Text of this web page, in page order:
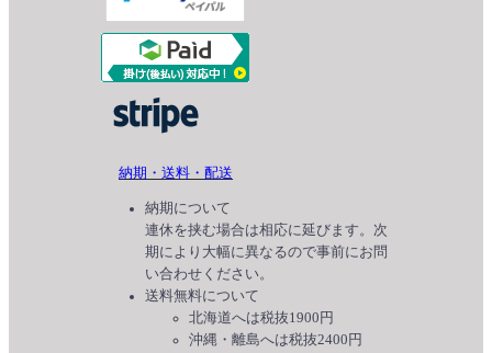
納期・送料・配送
納期について
連休を挟む場合は相応に延びます。次
期により大幅に異なるので事前にお問
い合わせください。
送料無料について
北海道へは税抜1900円
沖縄・離島へは税抜2400円